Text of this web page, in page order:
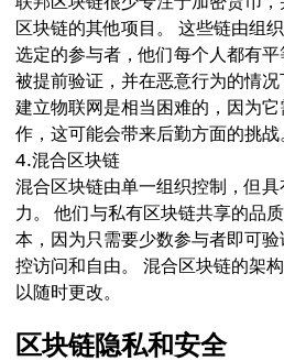
区块链的其他项目。 这些链由组
选定的参与者，他们每个人都有
被提前验证，并在恶意行为的情况
建立物联网是相当困难的，因为
作，这可能会带来后勤方面的挑战
4.混合区块链
混合区块链由单一组织控制，但
力。 他们与私有区块链共享的品
本，因为只需要少数参与者即可
控访问和自由。 混合区块链的架
以随时更改。
区块链隐私和安全